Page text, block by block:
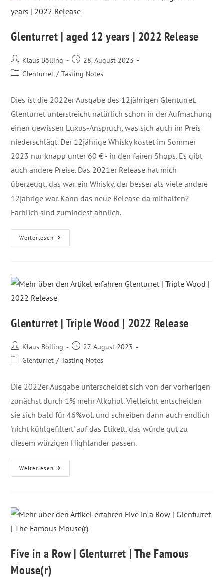
Glenturret | aged 12 years | 2022 Release
Klaus Bölling
28. August 2023
Glenturret / Tasting Notes
Dies ist die 2022er Ausgabe des 12jährigen Glenturret.
Glenturret unterstreicht natürlich schon in der Aufmachung
einen gewissen Luxus-Anspruch, was sich auch im Preis
niederschlägt. Der 12jährige Whisky kostet im Sommer
2023 nur knapp unter 60 € - in den fairen Shops. Es gibt
auch andere Preise. Das 2021er Release hat mich
überzeugt, das war ein Whisky, der besser als viele andere
12jährige war. Kann das neue Release da mithalten?
Farblich sind zumindest ähnlich.
Weiterlesen
Glenturret | Triple Wood | 2022 Release
Klaus Bölling
27. August 2023
Glenturret / Tasting Notes
Die 2022er Ausgabe unterscheidet sich von der vorherigen
zunächst durch 1% mehr Alkohol. Vielleicht entscheiden
sie sich bald für 46%vol. und schreiben dann auch endlich
'nicht kühlgefiltert' auf das Etikett, das würde gut zu
diesem würzigen Highlander passen.
Weiterlesen
Five in a Row | Glenturret | The Famous
Mouse(r)